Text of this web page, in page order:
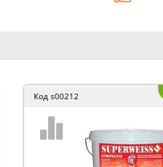
Код s00212